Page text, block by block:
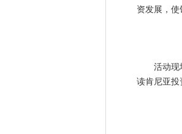
资发展，使
活动现场
读肯尼亚投